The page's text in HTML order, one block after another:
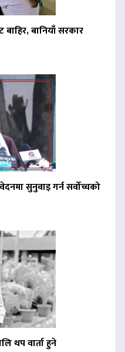
बाहिर, बानियाँ सरकार
सुनुवाइ गर्न सर्वोच्चको
थप वार्ता हुने